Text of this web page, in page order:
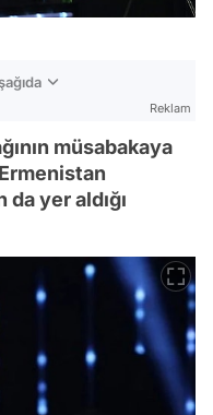
Reklam
müsabakaya
da yer aldığı